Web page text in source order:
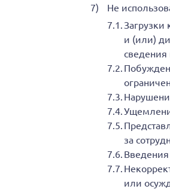
Не
Загрузки
и (или)
сведения
за
Введения
или